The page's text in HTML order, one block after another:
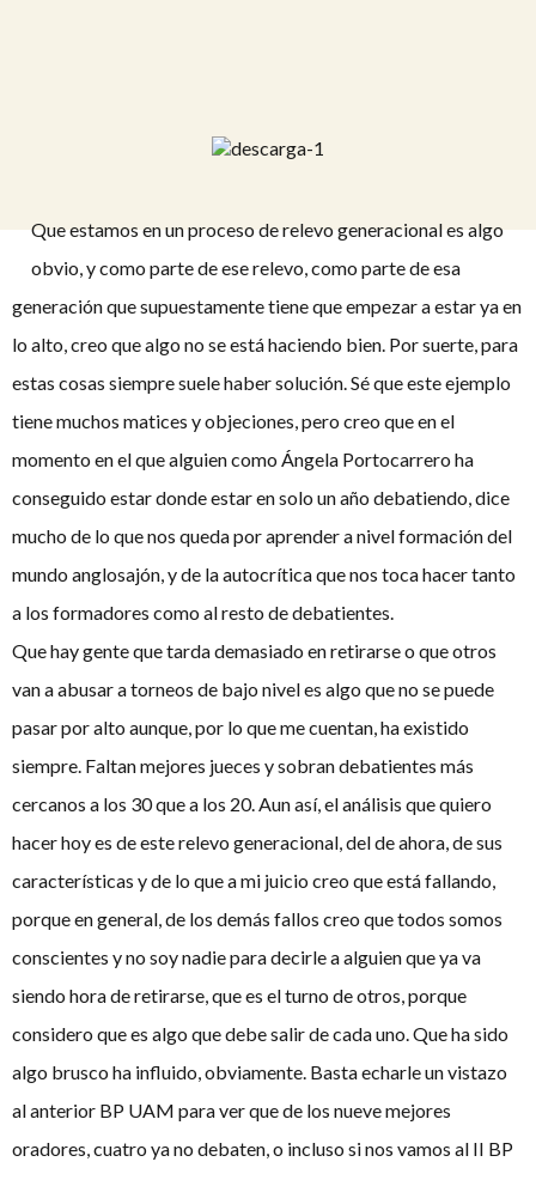
Que estamos en un proceso de relevo generacional es algo
obvio, y como parte de ese relevo, como parte de esa
generación que supuestamente tiene que empezar a estar ya en
lo alto, creo que algo no se está haciendo bien. Por suerte, para
estas cosas siempre suele haber solución. Sé que este ejemplo
tiene muchos matices y objeciones, pero creo que en el
momento en el que alguien como Ángela Portocarrero ha
conseguido estar donde estar en solo un año debatiendo, dice
mucho de lo que nos queda por aprender a nivel formación del
mundo anglosajón, y de la autocrítica que nos toca hacer tanto
a los formadores como al resto de debatientes.
Que hay gente que tarda demasiado en retirarse o que otros
van a abusar a torneos de bajo nivel es algo que no se puede
pasar por alto aunque, por lo que me cuentan, ha existido
siempre. Faltan mejores jueces y sobran debatientes más
cercanos a los 30 que a los 20. Aun así, el análisis que quiero
hacer hoy es de este relevo generacional, del de ahora, de sus
características y de lo que a mi juicio creo que está fallando,
porque en general, de los demás fallos creo que todos somos
conscientes y no soy nadie para decirle a alguien que ya va
siendo hora de retirarse, que es el turno de otros, porque
considero que es algo que debe salir de cada uno. Que ha sido
algo brusco ha influido, obviamente. Basta echarle un vistazo
al anterior BP UAM para ver que de los nueve mejores
oradores, cuatro ya no debaten, o incluso si nos vamos al II BP